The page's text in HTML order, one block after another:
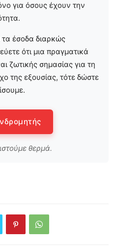
για όσους έχουν την
τα έσοδα διαρκώς
ότι μια πραγματικά
ζωτικής σημασίας για τη
της εξουσίας, τότε δώστε
θερμά.